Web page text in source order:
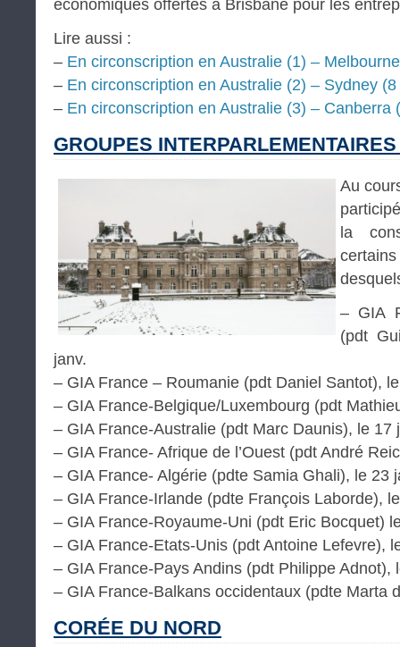
économiques offertes à Brisbane pour les
Lire aussi :
– En circonscription en Australie (1) –
– En circonscription en Australie (2) – Sydney
– En circonscription en Australie (3) – Canberra
GROUPES INTERPARLEMENTAIRES
Au
la
– GIA
(pdt
janv.
– GIA France – Roumanie (pdt Daniel Santot),
– GIA France-Belgique/Luxembourg (pdt
– GIA France-Australie (pdt Marc Daunis), le 17
– GIA France- Afrique de l’Ouest (pdt André
– GIA France- Algérie (pdte Samia Ghali), le 23
– GIA France-Irlande (pdte François Laborde),
– GIA France-Royaume-Uni (pdt Eric Bocquet)
– GIA France-Etats-Unis (pdt Antoine Lefevre),
– GIA France-Pays Andins (pdt Philippe Adnot),
– GIA France-Balkans occidentaux (pdte Marta
CORÉE DU NORD